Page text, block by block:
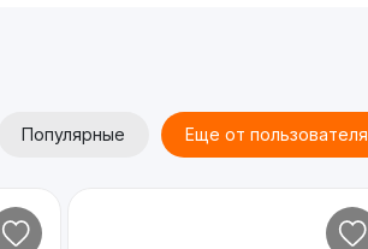
Популярные Еще от пользователя